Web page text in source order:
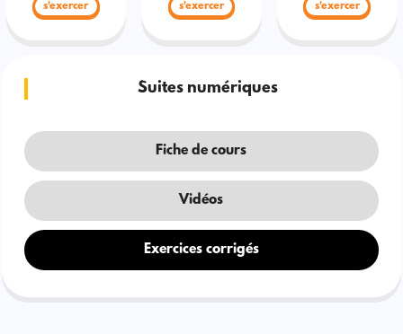
s'exercer s'exercer s'exercer
Suites numériques
Fiche de cours
Vidéos
Exercices corrigés